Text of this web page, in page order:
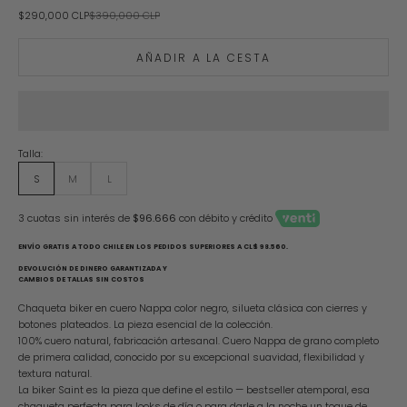
Precio de oferta
$290,000 CLPPrecio normal
$390,000 CLP
AÑADIR A LA CESTA
Talla:
S
M L
3 cuotas sin interés de $96.666 con débito y crédito
ENVÍO GRATIS A TODO CHILE EN LOS PEDIDOS SUPERIORES A CL$ 98.560.
DEVOLUCIÓN DE DINERO GARANTIZADA Y
CAMBIOS DE TALLAS SIN COSTOS
Chaqueta biker en cuero Nappa color negro, silueta clásica con cierres y
botones plateados. La pieza esencial de la colección.
100% cuero natural, fabricación artesanal. Cuero Nappa de grano completo
de primera calidad, conocido por su excepcional suavidad, flexibilidad y
textura natural.
La biker Saint es la pieza que define el estilo — bestseller atemporal, esa